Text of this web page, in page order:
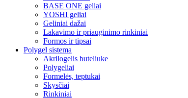
BASE ONE geliai
YOSHI geliai
Geliniai dažai
Lakavimo ir priauginimo rinkiniai
Formos ir tipsai
Polygel sistema
Akrilogelis buteliuke
Polygeliai
Formelės, teptukai
Skysčiai
Rinkiniai